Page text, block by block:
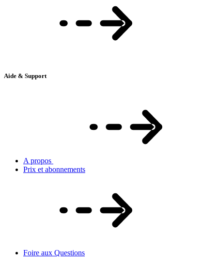
Aide & Support
A propos
Prix et abonnements
Foire aux Questions